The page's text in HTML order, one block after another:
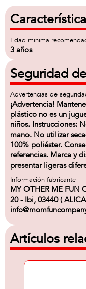
Edad minima
3 años
Seguridad
Advertencias de
¡Advertencia!
plástico no es un
niños. Instrucciones:
mano. No utilizar
100% poliéster.
referencias. Marca y
presentar ligeras
Información fabricante
MY OTHER ME FUN
20 - Ibi, 03440 (
Artículos